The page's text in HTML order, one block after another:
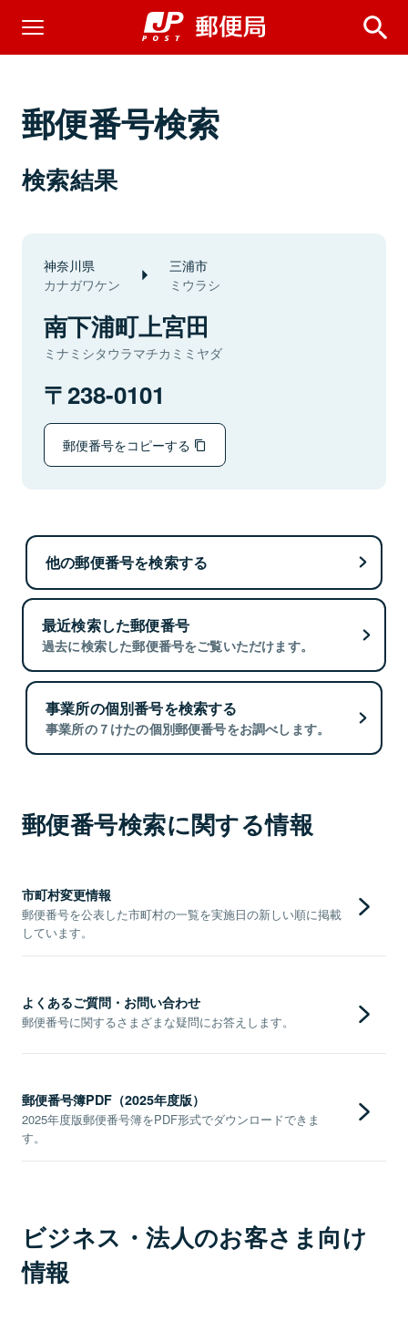
郵便番号検索
検索結果
神奈川県
カナガワケン
三浦市
ミウラシ
南下浦町上宮田
ミナミシタウラマチカミミヤダ
238-0101
郵便番号をコピーする
他の郵便番号を検索する
最近検索した郵便番号
過去に検索した郵便番号をご覧いただけます。
事業所の個別番号を検索する
事業所の７けたの個別郵便番号をお調べします。
郵便番号検索に関する情報
市町村変更情報
郵便番号を公表した市町村の一覧を実施日の新しい順に掲載
しています。
よくあるご質問・お問い合わせ
郵便番号に関するさまざまな疑問にお答えします。
郵便番号簿PDF（2025年度版）
2025年度版郵便番号簿をPDF形式でダウンロードできま
す。
ビジネス・法人のお客さま向け
情報